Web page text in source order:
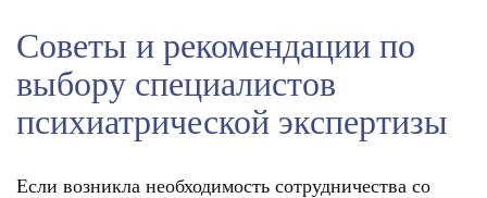
Советы и рекомендации по
выбору специалистов
психиатрической экспертизы
Если возникла необходимость сотрудничества со